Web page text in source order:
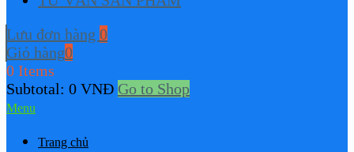
Lưu đơn hàng 0
Giỏ hàng0
0 Items
Subtotal: 0 VNĐ Go to Shop
Menu
Trang chủ